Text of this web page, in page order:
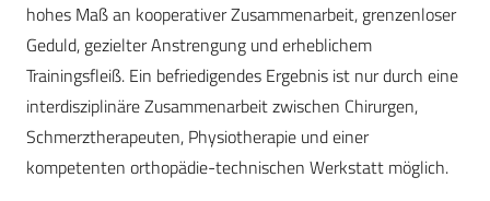
hohes Maß an kooperativer Zusammenarbeit, grenzenloser
Geduld, gezielter Anstrengung und erheblichem
Trainingsfleiß. Ein befriedigendes Ergebnis ist nur durch eine
interdisziplinäre Zusammenarbeit zwischen Chirurgen,
Schmerztherapeuten, Physiotherapie und einer
kompetenten orthopädie-technischen Werkstatt möglich.